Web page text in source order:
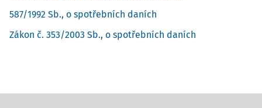
587/1992 Sb., o spotřebních daních
Zákon č. 353/2003 Sb., o spotřebních daních